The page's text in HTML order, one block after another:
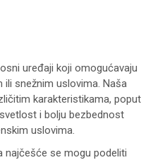
uređaji koji omogućavaju
ili snežnim uslovima. Naša
karakteristikama, poput
i bolju bezbednost
uslovima.
najčešće se mogu podeliti